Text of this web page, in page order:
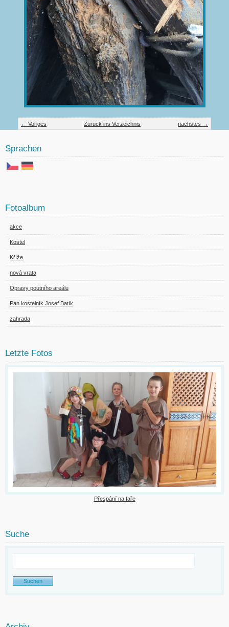
← Voriges nächstes →
Zurück ins Verzeichnis
Sprachen
Fotoalbum
akce
Kostel
Kříže
nová vrata
Opravy poutního areálu
Pan kostelník Josef Batík
zahrada
Letzte Fotos
Přespání na faře
Suche